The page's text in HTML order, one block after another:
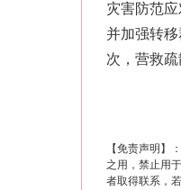
灾害防范
并加强转
次，营救疏
【免责声明】
之用，禁止用
者取得联系，